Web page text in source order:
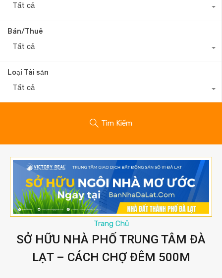
Tất cả
Bán/Thuê
Tất cả
Loại Tài sản
Tất cả
Tìm Kiếm
Trang Chủ
SỞ HỮU NHÀ PHỐ TRUNG TÂM ĐÀ
LẠT – CÁCH CHỢ ĐÊM 500M